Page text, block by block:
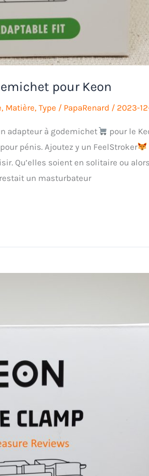
pour Keon
, Matière, Type / PapaRenard / 2023-
adapteur à godemichet pour le
pénis. Ajoutez y un FeelStroker
Qu’elles soient en solitaire ou
un masturbateur